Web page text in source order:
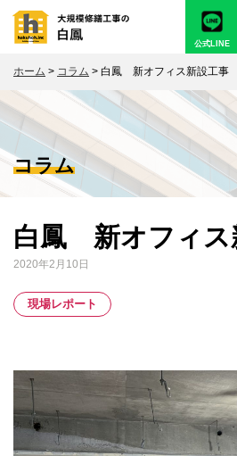
公式LINE
ホーム > コラム > 白鳳 新オフィス新設工事
コラム
白鳳 新オフィス
2020年2月10日
現場レポート